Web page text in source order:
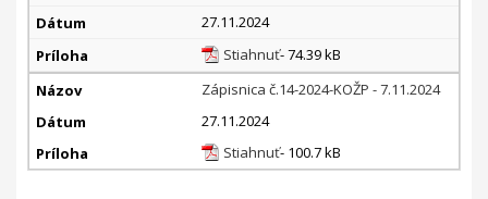
27.11.2024
Stiahnuť- 74.39 kB
Zápisnica č.14-2024-KOŽP - 7.11.2024
27.11.2024
Stiahnuť- 100.7 kB